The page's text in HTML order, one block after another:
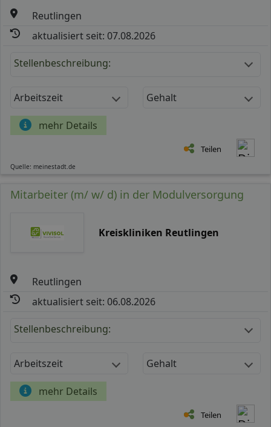
Reutlingen
aktualisiert seit: 07.08.2026
Stellenbeschreibung:
Arbeitszeit Gehalt
mehr Details
Teilen
Quelle: meinestadt.de
Mitarbeiter (m/ w/ d) in der Modulversorgung
Kreiskliniken Reutlingen
Reutlingen
aktualisiert seit: 06.08.2026
Stellenbeschreibung:
Arbeitszeit Gehalt
mehr Details
Teilen